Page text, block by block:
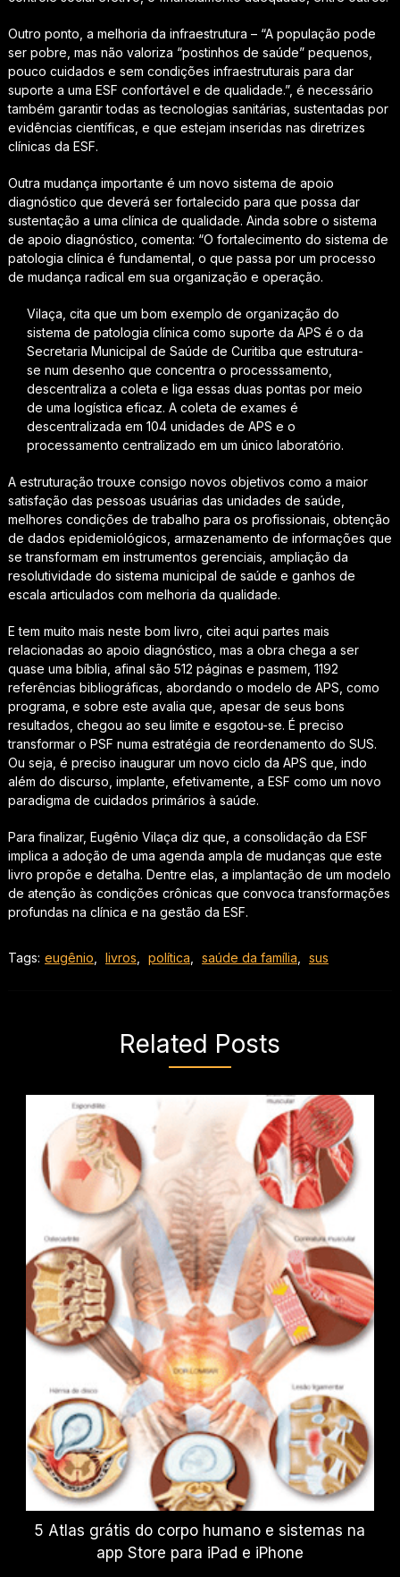
Outro ponto, a melhoria da infraestrutura – “A população pode
ser pobre, mas não valoriza “postinhos de saúde” pequenos,
pouco cuidados e sem condições infraestruturais para dar
suporte a uma ESF confortável e de qualidade.”, é necessário
também garantir todas as tecnologias sanitárias, sustentadas por
evidências científicas, e que estejam inseridas nas diretrizes
clínicas da ESF.
Outra mudança importante é um novo sistema de apoio
diagnóstico que deverá ser fortalecido para que possa dar
sustentação a uma clínica de qualidade. Ainda sobre o sistema
de apoio diagnóstico, comenta: “O fortalecimento do sistema de
patologia clínica é fundamental, o que passa por um processo
de mudança radical em sua organização e operação.
Vilaça, cita que um bom exemplo de organização do
sistema de patologia clínica como suporte da APS é o da
Secretaria Municipal de Saúde de Curitiba que estrutura-
se num desenho que concentra o processsamento,
descentraliza a coleta e liga essas duas pontas por meio
de uma logística eficaz. A coleta de exames é
descentralizada em 104 unidades de APS e o
processamento centralizado em um único laboratório.
A estruturação trouxe consigo novos objetivos como a maior
satisfação das pessoas usuárias das unidades de saúde,
melhores condições de trabalho para os profissionais, obtenção
de dados epidemiológicos, armazenamento de informações que
se transformam em instrumentos gerenciais, ampliação da
resolutividade do sistema municipal de saúde e ganhos de
escala articulados com melhoria da qualidade.
E tem muito mais neste bom livro, citei aqui partes mais
relacionadas ao apoio diagnóstico, mas a obra chega a ser
quase uma bíblia, afinal são 512 páginas e pasmem, 1192
referências bibliográficas, abordando o modelo de APS, como
programa, e sobre este avalia que, apesar de seus bons
resultados, chegou ao seu limite e esgotou-se. É preciso
transformar o PSF numa estratégia de reordenamento do SUS.
Ou seja, é preciso inaugurar um novo ciclo da APS que, indo
além do discurso, implante, efetivamente, a ESF como um novo
paradigma de cuidados primários à saúde.
Para finalizar, Eugênio Vilaça diz que, a consolidação da ESF
implica a adoção de uma agenda ampla de mudanças que este
livro propõe e detalha. Dentre elas, a implantação de um modelo
de atenção às condições crônicas que convoca transformações
profundas na clínica e na gestão da ESF.
Tags: eugênio livros política saúde da família sus
Related Posts
5 Atlas grátis do corpo humano e sistemas na
app Store para iPad e iPhone